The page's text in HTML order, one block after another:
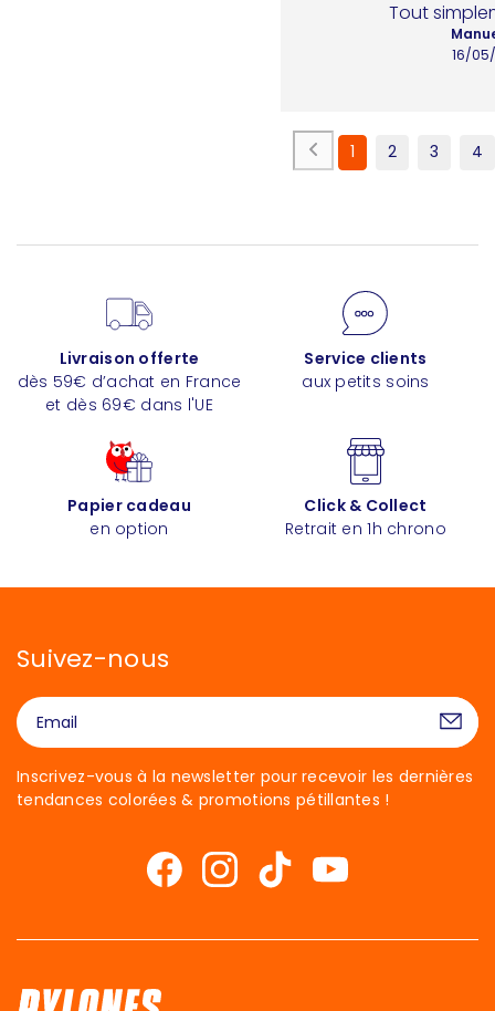
Tout
16/
1 2 3 4
Livraison offerte
dès 59€ d’achat en France
et dès 69€ dans l'UE
Service clients
aux petits soins
Papier cadeau
en option
Click & Collect
Retrait en 1h chrono
Suivez-nous
Inscrivez-vous à la newsletter pour recevoir les dernières
tendances colorées & promotions pétillantes !